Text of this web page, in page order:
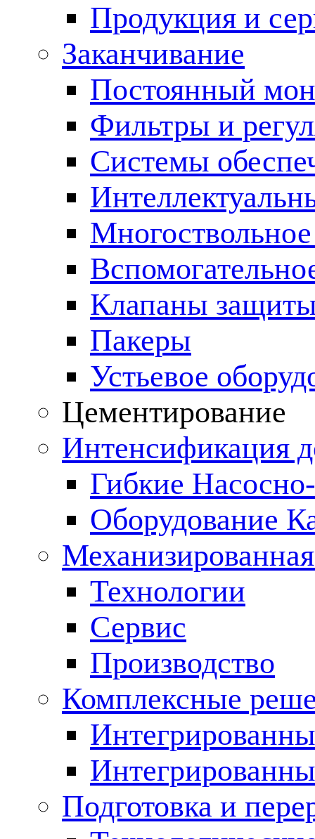
Продукция и
Заканчивание
Постоянный
Фильтры и
Cистемы
Клапаны
Пакеры
Устьевое
Цементирование
Интенсификация
Гибкие
Оборудование
Технологии
Сервис
Производство
Комплексные
Подготовка и